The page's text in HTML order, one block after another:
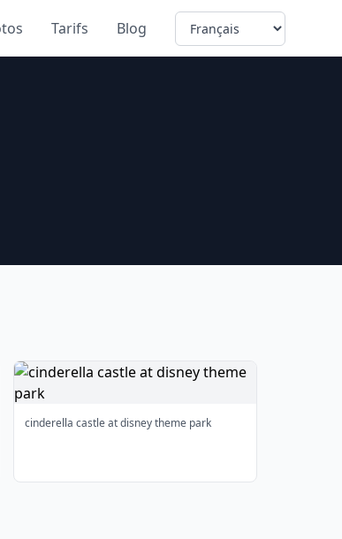
Tarifs Blog Language
cinderella castle at disney theme park